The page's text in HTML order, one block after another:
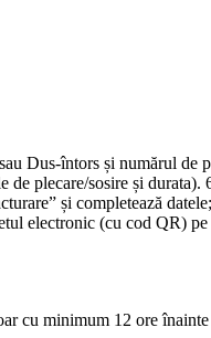
Dus-întors și numărul
de plecare/sosire și
și completează
electronic (cu cod QR)
cu minimum 12 ore